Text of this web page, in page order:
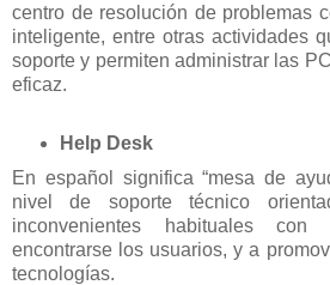
centro de resolución de problemas
inteligente, entre otras actividades
soporte y permiten administrar las
eficaz.
Help Desk
En español significa “mesa de
nivel de soporte técnico
inconvenientes habituales
encontrarse los usuarios, y a
tecnologías.